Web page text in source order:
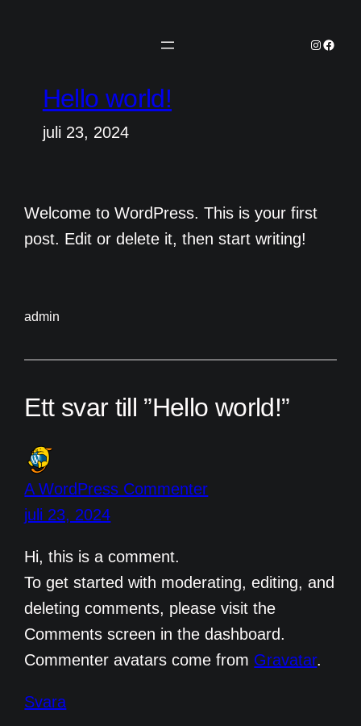
Hello world!
juli 23, 2024
Welcome to WordPress. This is your first
post. Edit or delete it, then start writing!
admin
Ett svar till ”Hello world!”
A WordPress Commenter
juli 23, 2024
Hi, this is a comment.
To get started with moderating, editing, and
deleting comments, please visit the
Comments screen in the dashboard.
Commenter avatars come from Gravatar.
Svara